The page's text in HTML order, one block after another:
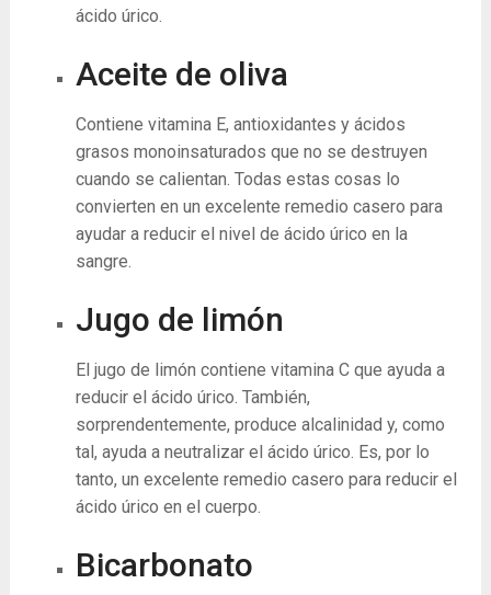
ácido úrico.
Aceite de oliva
Contiene vitamina E, antioxidantes y ácidos
grasos monoinsaturados que no se destruyen
cuando se calientan. Todas estas cosas lo
convierten en un excelente remedio casero para
ayudar a reducir el nivel de ácido úrico en la
sangre.
Jugo de limón
El jugo de limón contiene vitamina C que ayuda a
reducir el ácido úrico. También,
sorprendentemente, produce alcalinidad y, como
tal, ayuda a neutralizar el ácido úrico. Es, por lo
tanto, un excelente remedio casero para reducir el
ácido úrico en el cuerpo.
Bicarbonato